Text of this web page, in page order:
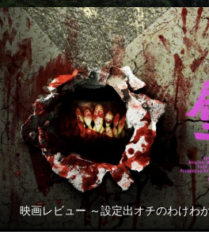
映画レビュー ～設定出オチのわけわ